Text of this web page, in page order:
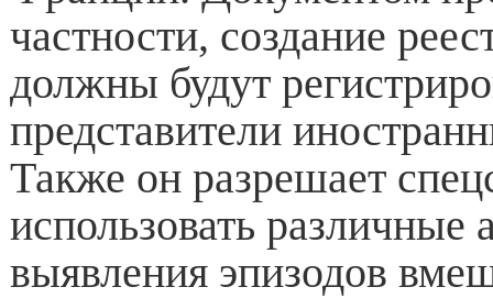
частности, создание
должны будут
представители
Также он разрешает
использовать различные
выявления эпизодов